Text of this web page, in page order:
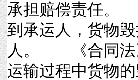
承担赔偿责任。
到承运人，货物
人。 《合同法
运输过程中货物